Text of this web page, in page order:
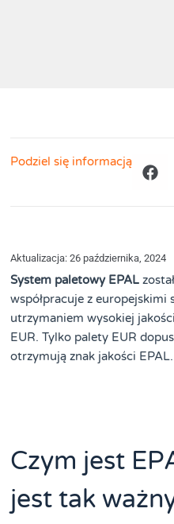
Podziel się informacją
Aktualizacja: 26 października, 2024
System paletowy EPAL
współpracuje z europejskimi
utrzymaniem wysokiej
EUR. Tylko palety EUR
otrzymują znak jakości EPAL.
Czym jest
jest tak